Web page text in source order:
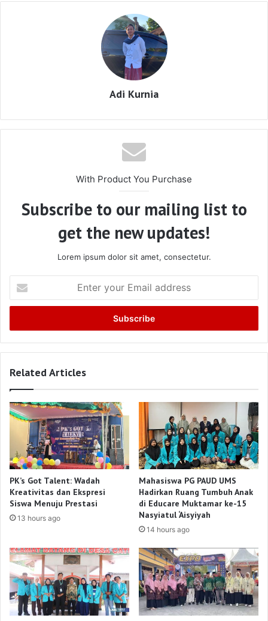
Adi Kurnia
With Product You Purchase
Subscribe to our mailing list to
get the new updates!
Lorem ipsum dolor sit amet, consectetur.
your
Email
Related Articles
PK’s Got Talent: Wadah
Kreativitas dan Ekspresi
Siswa Menuju Prestasi
13 hours ago
Mahasiswa PG PAUD UMS
Hadirkan Ruang Tumbuh Anak
di Educare Muktamar ke-15
Nasyiatul ‘Aisyiyah
14 hours ago